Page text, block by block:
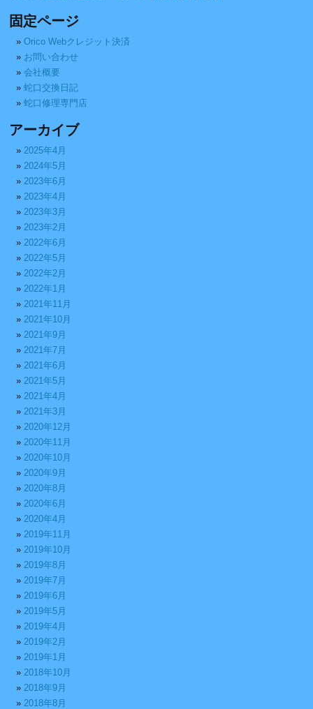
固定ページ
Orico Webクレジット決済
お問い合わせ
会社概要
蛇口交換日記
蛇口修理専門店
アーカイブ
2025年4月
2024年5月
2023年6月
2023年4月
2023年3月
2023年2月
2022年6月
2022年5月
2022年2月
2022年1月
2021年11月
2021年10月
2021年9月
2021年7月
2021年6月
2021年5月
2021年4月
2021年3月
2020年12月
2020年11月
2020年10月
2020年9月
2020年8月
2020年6月
2020年4月
2019年11月
2019年10月
2019年8月
2019年7月
2019年6月
2019年5月
2019年4月
2019年2月
2019年1月
2018年10月
2018年9月
2018年8月